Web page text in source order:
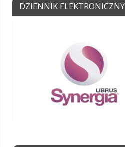
DZIENNIK ELEKTRONICZNY